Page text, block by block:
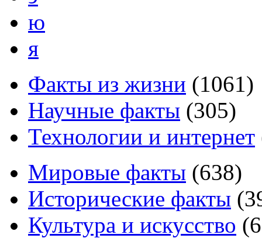
ю
я
Факты из жизни (1061)
Научные факты (305)
Технологии и интернет
Мировые факты (638)
Исторические факты (
Культура и искусство (